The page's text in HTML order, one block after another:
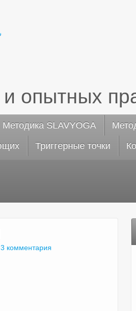
опытных
Методика SLAVYOGA
Триггерные точки
3 комментария